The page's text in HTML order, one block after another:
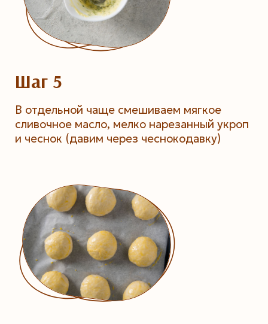
Шаг 5
В отдельной чаще смешиваем мягкое
сливочное масло, мелко нарезанный укроп
и чеснок (давим через чеснокодавку)